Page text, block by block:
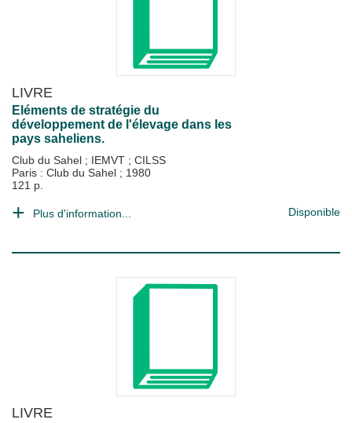
LIVRE
Eléments de stratégie du
développement de l'élevage dans les
pays saheliens.
Club du Sahel ; IEMVT ; CILSS
Paris : Club du Sahel ; 1980
121 p.
Plus d'information... Disponible
LIVRE